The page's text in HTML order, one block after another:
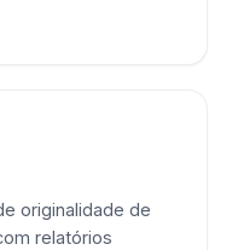
originalidade de
relatórios